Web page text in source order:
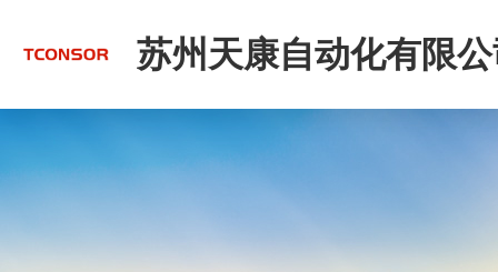
苏州天康自动化有限